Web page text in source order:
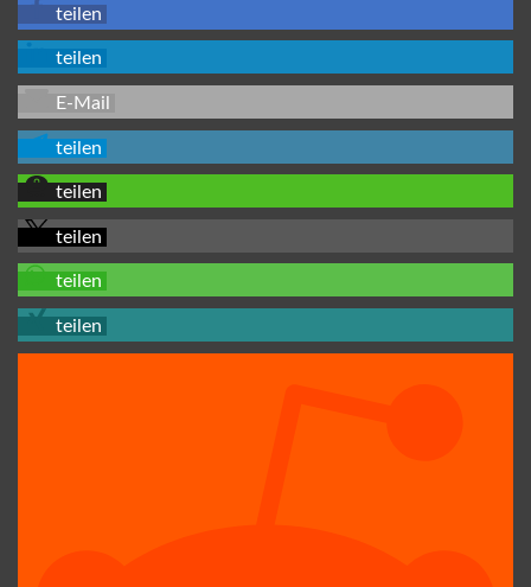
teilen
teilen
E-Mail
teilen
teilen
teilen
teilen
teilen